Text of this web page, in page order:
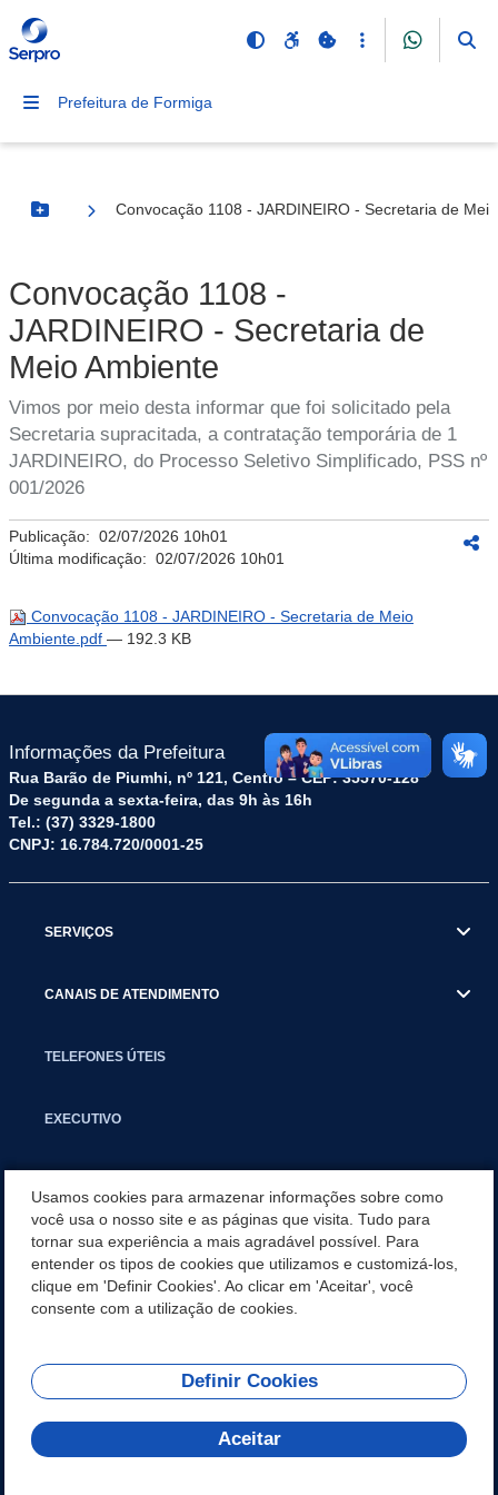
Prefeitura de Formiga
Botão Menu
Convocação 1108 - JARDINEIRO - Secretaria de
Convocação 1108 -
JARDINEIRO - Secretaria de
Meio Ambiente
Vimos por meio desta informar que foi solicitado pela
Secretaria supracitada, a contratação temporária de 1
JARDINEIRO, do Processo Seletivo Simplificado, PSS nº
001/2026
Publicação: 02/07/2026 10h01
Última modificação: 02/07/2026 10h01
Convocação 1108 - JARDINEIRO - Secretaria de Meio
Ambiente.pdf — 192.3 KB
Informações da Prefeitura
Rua Barão de Piumhi, nº 121, Centro – CEP: 35570-128
De segunda a sexta-feira, das 9h às 16h
Tel.: (37) 3329-1800
CNPJ: 16.784.720/0001-25
SERVIÇOS
CANAIS DE ATENDIMENTO
TELEFONES ÚTEIS
EXECUTIVO
APLICATIVO
SECRETARIAS
REDES SOCIAIS
Usamos cookies para armazenar informações sobre como
você usa o nosso site e as páginas que visita. Tudo para
tornar sua experiência a mais agradável possível. Para
entender os tipos de cookies que utilizamos e customizá-los,
clique em 'Definir Cookies'. Ao clicar em 'Aceitar', você
consente com a utilização de cookies.
Definir Cookies
Aceitar